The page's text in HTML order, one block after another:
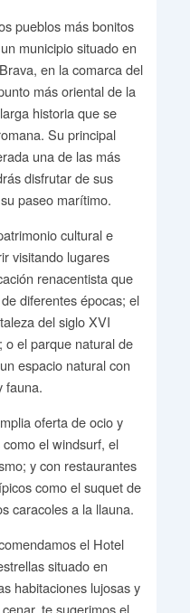
pueblos más bonitos
municipio situado en
en la comarca del
más oriental de la
historia que se
Su principal
una de las más
disfrutar de sus
paseo marítimo.
cultural e
visitando lugares
renacentista que
diferentes épocas; el
del siglo XVI
o el parque natural de
espacio natural con
fauna.
oferta de ocio y
el windsurf, el
y con restaurantes
como el suquet de
caracoles a la llauna.
el Hotel
situado en
habitaciones lujosas y
te sugerimos el